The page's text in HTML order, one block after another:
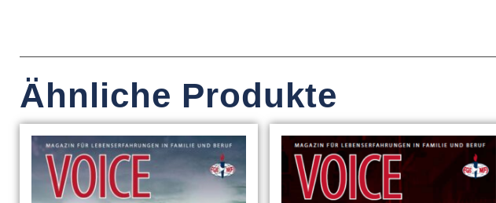
Ähnliche Produkte